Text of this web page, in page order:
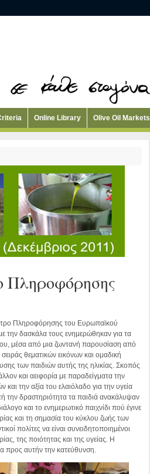
Online Library Olive Oil Markets
Πληροφόρησης
Πληροφόρησης του Ευρωπαϊκού
την δασκάλα τους ενημερώθηκαν για τα
μέσα από μια ζωντανή παρουσίαση από
θεματικών εικόνων και ομαδική
των παιδιών αυτής της ηλικίας. Σκοπός
και αειφορία με παραδείγματα την
και την αξία του ελαιόλαδο για την υγεία
την δραστηριότητα τα παιδιά ανακάλυψαν
και το ενημερωτικό παιχνίδι πού έγινε
και τη σημασία του κύκλου ζωής των
πολίτες να είναι συνειδητοποιημένοι
της ποιότητας και της υγείας. Η
προς αυτήν την κατεύθυνση.